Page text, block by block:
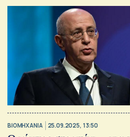
ΒΙΟΜΗΧΑΝΙΑ 25.09.2025, 13:50